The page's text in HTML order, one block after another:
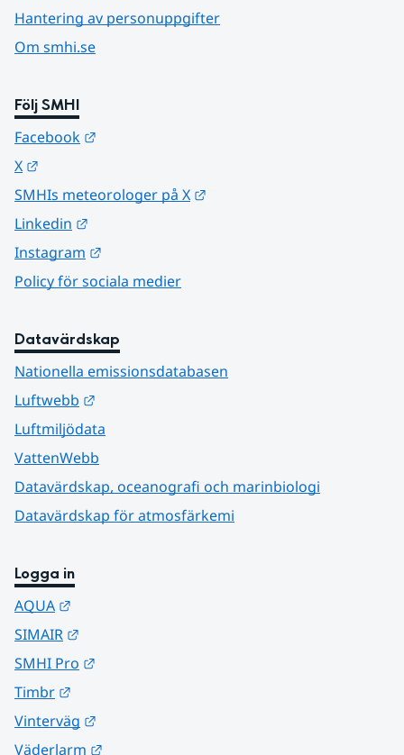
Hantering av personuppgifter
Om smhi.se
Följ SMHI
Facebook
X
SMHIs meteorologer på X
Linkedin
Instagram
Policy för sociala medier
Datavärdskap
Nationella emissionsdatabasen
Luftwebb
Luftmiljödata
VattenWebb
Datavärdskap, oceanografi och marinbiologi
Datavärdskap för atmosfärkemi
Logga in
AQUA
SIMAIR
SMHI Pro
Timbr
Vinterväg
Väderlarm